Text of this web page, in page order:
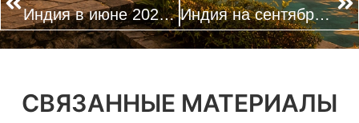
Индия в июне 2026: какие направления выбирают до начала муссонов Индия на сентябрь 2026: какие туры бронируют до начала высокого сезона
СВЯЗАННЫЕ МАТЕРИАЛЫ